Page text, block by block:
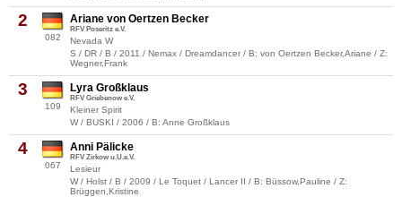
2
082
Ariane von Oertzen Becker
RFV Poseritz e.V.
Nevada W
S / DR / B / 2011 / Nemax / Dreamdancer / B: von Oertzen Becker,Ariane / Z:
Wegner,Frank
3
109
Lyra Großklaus
RFV Griebenow e.V.
Kleiner Spirit
W / BUSKI / 2006 / B: Anne Großklaus
4
067
Anni Pälicke
RFV Zirkow u.U.e.V.
Lesieur
W / Holst / B / 2009 / Le Toquet / Lancer II / B: Büssow,Pauline / Z:
Brüggen,Kristine